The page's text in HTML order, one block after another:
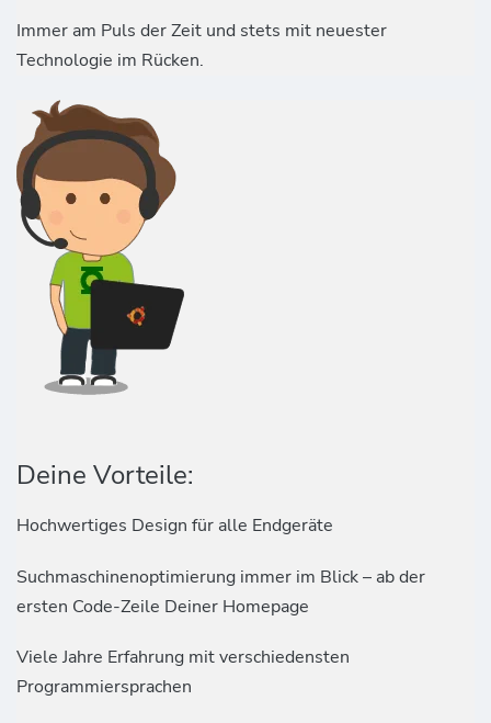
Immer am Puls der Zeit und stets mit neuester
Technologie im Rücken.
Deine Vorteile:
Hochwertiges Design für alle Endgeräte
Suchmaschinenoptimierung immer im Blick – ab der
ersten Code-Zeile Deiner Homepage
Viele Jahre Erfahrung mit verschiedensten
Programmiersprachen